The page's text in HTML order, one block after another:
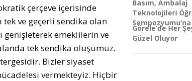
çerçeve içerisinde
tek ve geçerli sendika olan
genişleterek emeklilerin ve
tek sendika oluşumuz.
Bizler siyaset
vermekteyiz. Hiçbir
Basım, Ambalaj
Teknolojileri
Sempozyumu’na
Görele’de Her
Güzel Oluyor